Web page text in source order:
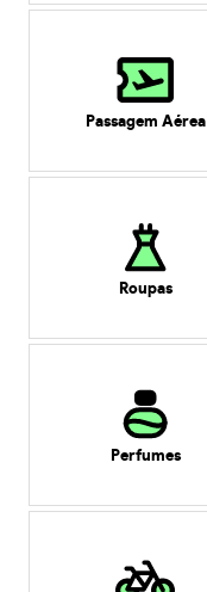
Passagem Aérea
Roupas
Perfumes